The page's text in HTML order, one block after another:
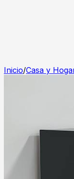
Inicio/Casa y